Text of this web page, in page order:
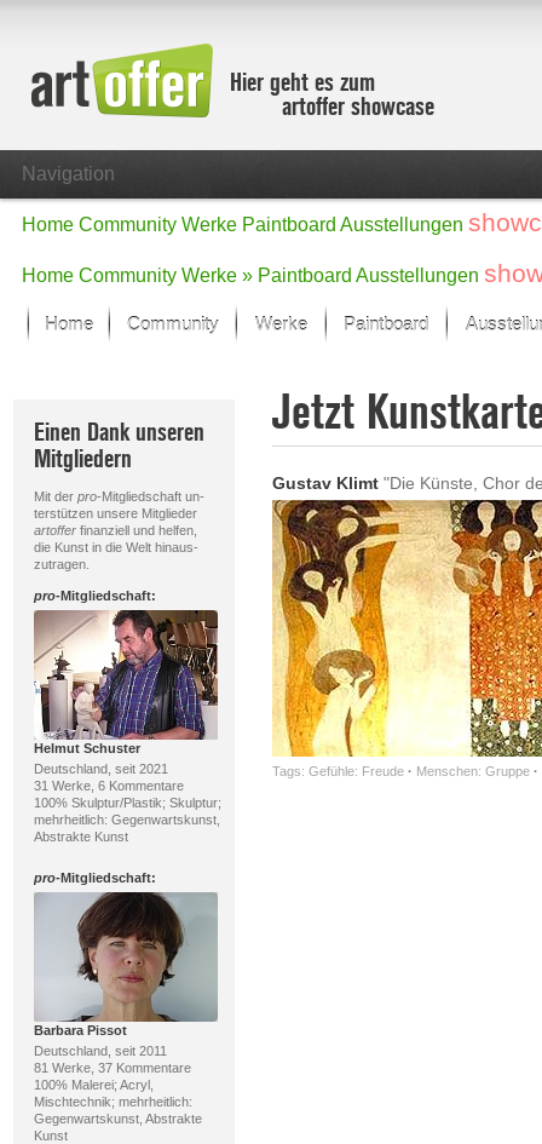
Hier geht es zum
artoffer showcase
Navigation
Home Community Werke Paintboard Ausstellungen
Home Community Werke » Paintboard Ausstellungen
Home Community Werke
Der letzte Monat im Fokus
Alle Fokus-Werke
Fokus-Werke
Neue Werke – Auswahl
Alle neuen Werke
Paintboard
Einen Dank unseren
Mitgliedern
Mit der pro-Mitgliedschaft un-
terstützen unsere Mitglieder
artofferfinanziell und helfen,
die Kunst in die Welt hinaus-
zutragen.
pro-Mitgliedschaft:
Helmut Schuster
Deutschland, seit 2021
31 Werke, 6 Kommentare
100% Skulptur/Plastik; Skulptur;
mehrheitlich: Gegenwartskunst,
Abstrakte Kunst
pro-Mitgliedschaft:
Barbara Pissot
Deutschland, seit 2011
81 Werke, 37 Kommentare
100% Malerei; Acryl,
Mischtechnik; mehrheitlich:
Gegenwartskunst, Abstrakte
Kunst
Jetzt
Gustav Klimt"Die Künste, Chor der
Tags: Gefühle: Freude · Menschen: Gruppe ·